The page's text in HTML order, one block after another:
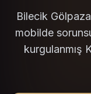
Bilecik
mobilde
kurgulanmış